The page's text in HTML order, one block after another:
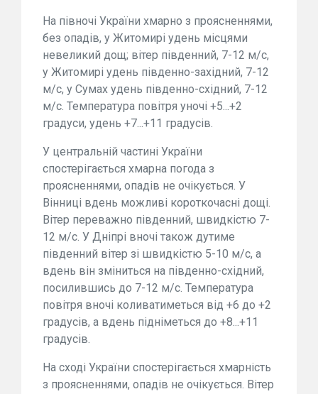
На півночі України хмарно з проясненнями,
без опадів, у Житомирі удень місцями
невеликий дощ; вітер південний, 7-12 м/с,
у Житомирі удень південно-західний, 7-12
м/с, у Сумах удень південно-східний, 7-12
м/с. Температура повітря уночі +5...+2
градуси, удень +7...+11 градусів.
У центральній частині України
спостерігається хмарна погода з
проясненнями, опадів не очікується. У
Вінниці вдень можливі короткочасні дощі.
Вітер переважно південний, швидкістю 7-
12 м/с. У Дніпрі вночі також дутиме
південний вітер зі швидкістю 5-10 м/с, а
вдень він зміниться на південно-східний,
посилившись до 7-12 м/с. Температура
повітря вночі коливатиметься від +6 до +2
градусів, а вдень підніметься до +8...+11
градусів.
На сході України спостерігається хмарність
з проясненнями, опадів не очікується. Вітер